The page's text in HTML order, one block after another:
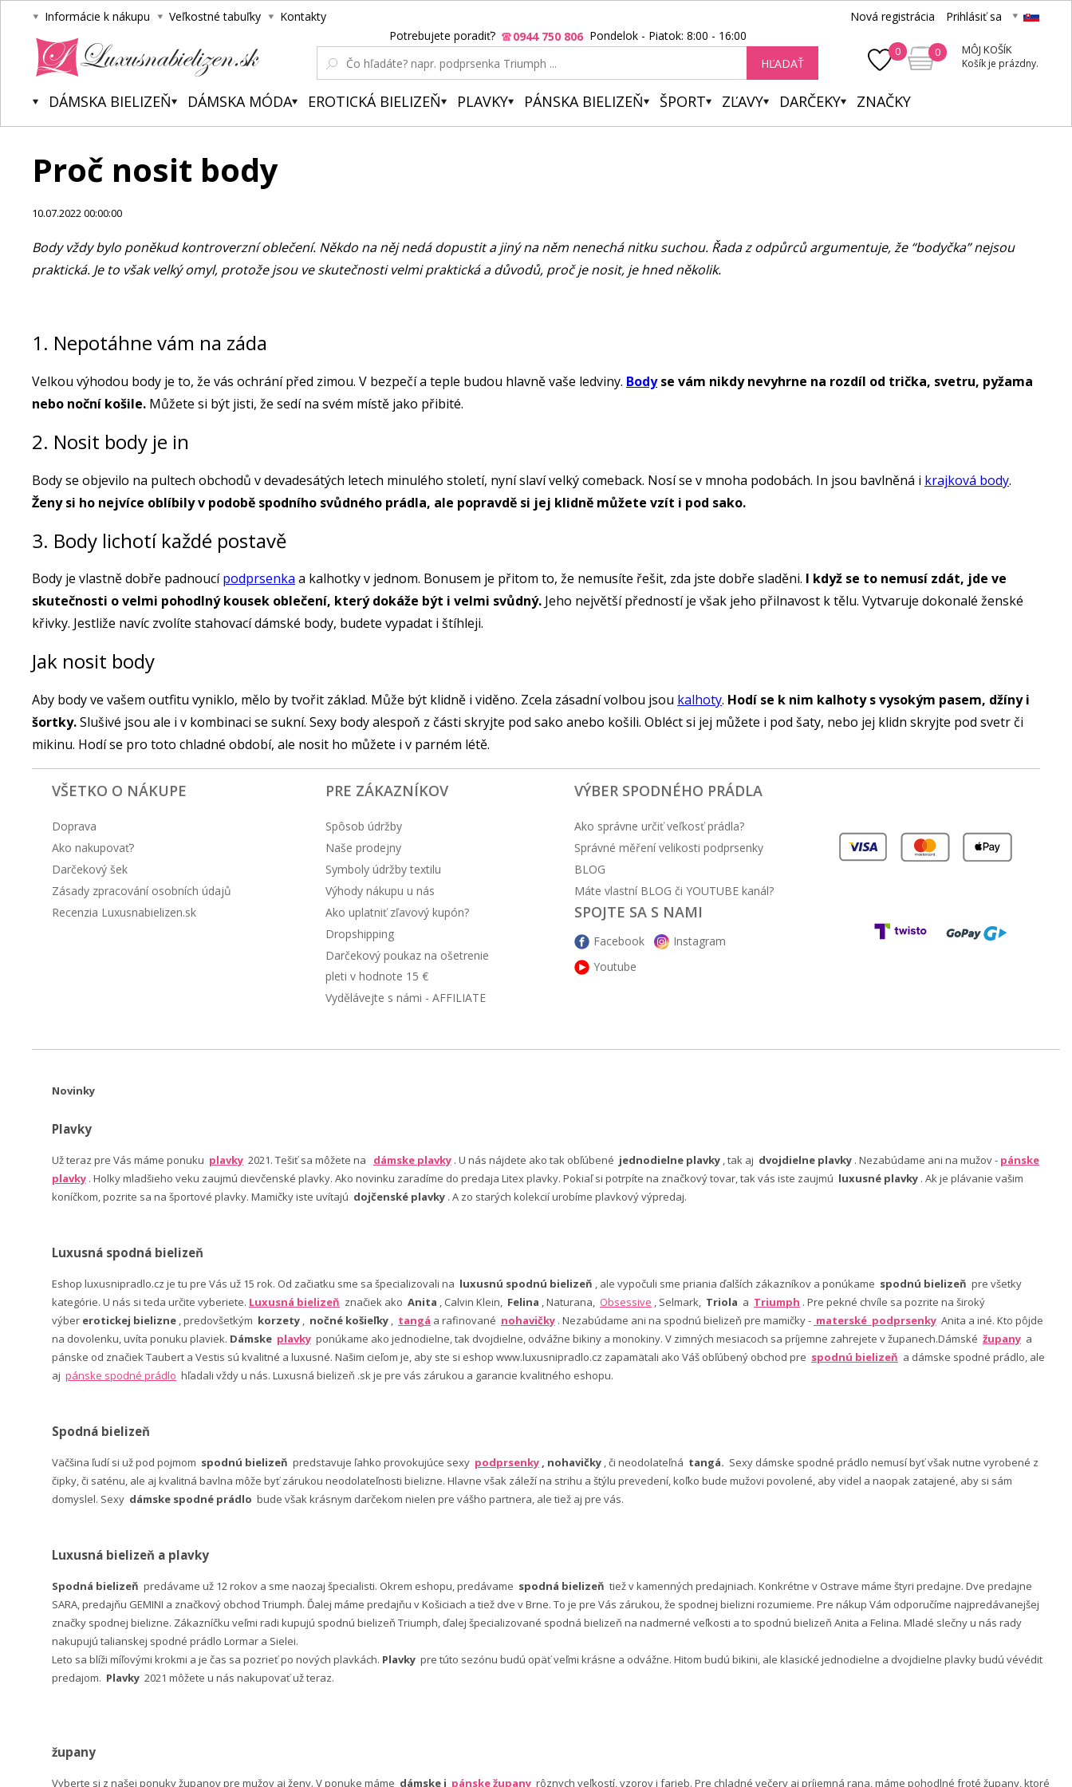
Informácie k nákupu Veľkostné tabuľky Kontakty Nová registrácia Prihlásiť sa
0 0 MÔJ KOŠÍK
Košík je prázdny.
Potrebujete poradiť? 0944 750 806 Pondelok - Piatok: 8:00 - 16:00
HĽADAŤ
DÁMSKA BIELIZEŇ DÁMSKA MÓDA EROTICKÁ BIELIZEŇ PLAVKY PÁNSKA BIELIZEŇ ŠPORT ZĽAVY DARČEKY ZNAČKY
Proč nosit body
10.07.2022 00:00:00
Body vždy bylo poněkud kontroverzní oblečení. Někdo na něj nedá dopustit a jiný na něm nenechá nitku suchou. Řada z odpůrců argumentuje, že “bodyčka” nejsou
praktická. Je to však velký omyl, protože jsou ve skutečnosti velmi praktická a důvodů, proč je nosit, je hned několik.
1. Nepotáhne vám na záda
Velkou výhodou body je to, že vás ochrání před zimou. V bezpečí a teple budou hlavně vaše ledviny. Bodyse vám nikdy nevyhrne na rozdíl od trička, svetru, pyžama
nebo noční košile. Můžete si být jisti, že sedí na svém místě jako přibité.
2. Nosit body je in
Body se objevilo na pultech obchodů v devadesátých letech minulého století, nyní slaví velký comeback. Nosí se v mnoha podobách. In jsou bavlněná i krajková body.
Ženy si ho nejvíce oblíbily v podobě spodního svůdného prádla, ale popravdě si jej klidně můžete vzít i pod sako.
3. Body lichotí každé postavě
Body je vlastně dobře padnoucípodprsenka a kalhotky v jednom. Bonusem je přitom to, že nemusíte řešit, zda jste dobře sladěni. I když se to nemusí zdát, jde ve
skutečnosti o velmi pohodlný kousek oblečení, který dokáže být i velmi svůdný. Jeho největší předností je však jeho přilnavost k tělu. Vytvaruje dokonalé ženské
křivky. Jestliže navíc zvolíte stahovací dámské body, budete vypadat i štíhleji.
Jak nosit body
Aby body ve vašem outfitu vyniklo, mělo by tvořit základ. Může být klidně i viděno. Zcela zásadní volbou jsou kalhoty. Hodí se k nim kalhoty s vysokým pasem, džíny i
šortky.Slušivé jsou ale i v kombinaci se sukní. Sexy body alespoň z části skryjte pod sako anebo košili. Obléct si jej můžete i pod šaty, nebo jej klidn skryjte pod svetr či
mikinu. Hodí se pro toto chladné období, ale nosit ho můžete i v parném létě.
VŠETKO O NÁKUPE
Doprava
Ako nakupovať?
Darčekový šek
Zásady zpracování osobních údajů
Recenzia Luxusnabielizen.sk
PRE ZÁKAZNÍKOV
Spôsob údržby
Naše prodejny
Symboly údržby textilu
Výhody nákupu u nás
Ako uplatniť zľavový kupón?
Dropshipping
Darčekový poukaz na ošetrenie
pleti v hodnote 15 €
Vydělávejte s námi - AFFILIATE
VÝBER SPODNÉHO PRÁDLA
Ako správne určiť veľkosť prádla?
Správné měření velikosti podprsenky
BLOG
Máte vlastní BLOG či YOUTUBE kanál?
SPOJTE SA S NAMI
Facebook
Instagram
Youtube
Novinky
Plavky
Už teraz pre Vás máme ponuku plavky 2021. Tešiť sa môžete na dámske plavky . U nás nájdete ako tak obľúbené jednodielne plavky , tak aj dvojdielne plavky . Nezabúdame ani na mužov - pánske
plavky . Holky mladšieho veku zaujmú dievčenské plavky. Ako novinku zaradíme do predaja Litex plavky. Pokiaľ si potrpíte na značkový tovar, tak vás iste zaujmú luxusné plavky . Ak je plávanie vašim
koníčkom, pozrite sa na športové plavky. Mamičky iste uvítajú dojčenské plavky . A zo starých kolekcií urobíme plavkový výpredaj.
Luxusná spodná bielizeň
Eshop luxusnipradlo.cz je tu pre Vás už 15 rok. Od začiatku sme sa špecializovali na luxusnú spodnú bielizeň , ale vypočuli sme priania ďalších zákazníkov a ponúkame spodnú bielizeň pre všetky
kategórie. U nás si teda určite vyberiete. Luxusná bielizeň značiek ako Anita , Calvin Klein, Felina , Naturana, Obsessive , Selmark, Triola a Triumph . Pre pekné chvíle sa pozrite na široký
výber erotickej bielizne , predovšetkým korzety , nočné košieľky , tangá a rafinované nohavičky . Nezabúdame ani na spodnú bielizeň pre mamičky - materské podprsenky Anita a iné. Kto pôjde
na dovolenku, uvíta ponuku plaviek. Dámske plavky ponúkame ako jednodielne, tak dvojdielne, odvážne bikiny a monokiny. V zimných mesiacoch sa príjemne zahrejete v županech.Dámské župany a
pánske od značiek Taubert a Vestis sú kvalitné a luxusné. Našim cieľom je, aby ste si eshop www.luxusnipradlo.cz zapamätali ako Váš obľúbený obchod pre spodnú bielizeň a dámske spodné prádlo, ale
aj pánske spodné prádlo hľadali vždy u nás. Luxusná bielizeň .sk je pre vás zárukou a garancie kvalitného eshopu.
Spodná bielizeň
Väčšina ľudí si už pod pojmom spodnú bielizeň predstavuje ľahko provokujúce sexy podprsenky , nohavičky , či neodolateľná tangá. Sexy dámske spodné prádlo nemusí byť však nutne vyrobené z
čipky, či saténu, ale aj kvalitná bavlna môže byť zárukou neodolateľnosti bielizne. Hlavne však záleží na strihu a štýlu prevedení, koľko bude mužovi povolené, aby videl a naopak zatajené, aby si sám
domyslel. Sexy dámske spodné prádlo bude však krásnym darčekom nielen pre vášho partnera, ale tiež aj pre vás.
Luxusná bielizeň a plavky
Spodná bielizeň predávame už 12 rokov a sme naozaj špecialisti. Okrem eshopu, predávame spodná bielizeň tiež v kamenných predajniach. Konkrétne v Ostrave máme štyri predajne. Dve predajne
SARA, predajňu GEMINI a značkový obchod Triumph. Ďalej máme predajňu v Košiciach a tiež dve v Brne. To je pre Vás zárukou, že spodnej bielizni rozumieme. Pre nákup Vám odporučíme najpredávanejšej
značky spodnej bielizne. Zákazníčku veľmi radi kupujú spodnú bielizeň Triumph, ďalej špecializované spodná bielizeň na nadmerné veľkosti a to spodnú bielizeň Anita a Felina. Mladé slečny u nás rady
nakupujú talianskej spodné prádlo Lormar a Sielei.
Leto sa blíži míľovými krokmi a je čas sa pozrieť po nových plavkách. Plavky pre túto sezónu budú opäť veľmi krásne a odvážne. Hitom budú bikini, ale klasické jednodielne a dvojdielne plavky budú vévédit
predajom. Plavky 2021 môžete u nás nakupovať už teraz.
župany
Vyberte si z našej ponuky županov pre mužov aj ženy. V ponuke máme dámske i pánske župany rôznych veľkostí, vzorov i farieb. Pre chladné večery aj príjemná rana, máme pohodlné froté župany, ktoré